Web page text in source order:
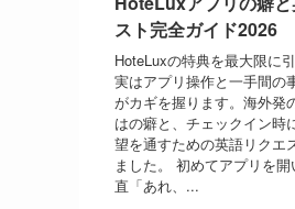
スト完全ガイド2026
HoteLuxの特典を最大限に引
実はアプリ操作と一手間の
がカギを握ります。海外発
はの癖と、チェックイン時
望を通すための英語リクエ
ました。 初めてアプリを
直「あれ、...